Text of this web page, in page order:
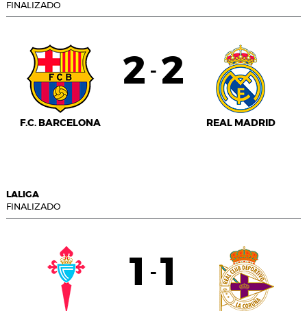
FINALIZADO
F.C. BARCELONA
2 - 2
REAL MADRID
LALIGA
FINALIZADO
1 - 1